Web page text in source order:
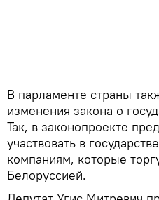
В парламенте страны
изменения закона о
Так, в законопроекте
участвовать в
компаниям, которые
Белоруссией.